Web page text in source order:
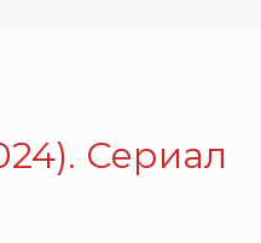
Сериал